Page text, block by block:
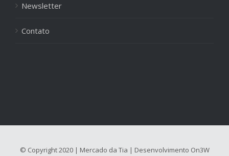
Newsletter
Contato
© Copyright 2020 | Mercado da Tia | Desenvolvimento On3W